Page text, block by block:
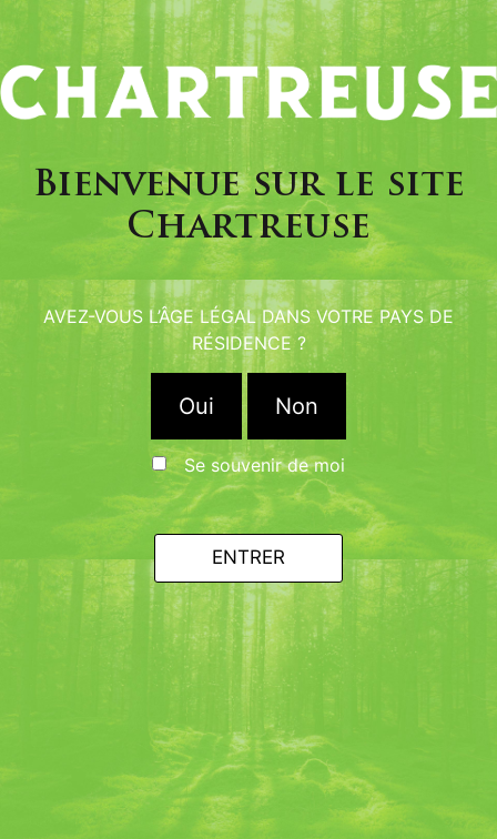
Bienvenue sur le site
Chartreuse
AVEZ-VOUS L’ÂGE LÉGAL DANS VOTRE PAYS DE
RÉSIDENCE ?
Oui Non
Se souvenir de moi
ENTRER
Vos images
Partagez vos photos en 2025 !
#chartreuse1605